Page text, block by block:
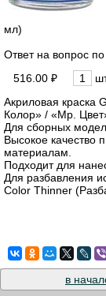
мл)
Ответ на вопрос
516.00 ₽
Акриловая краска
Колор» / «Мр.
Для сборных
Высокое качество
материалам.
Подходит для
Для разбавления
Color Thinner
в